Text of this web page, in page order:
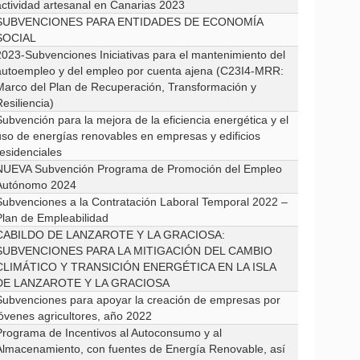
artesanal en Canarias 2023
PARA ENTIDADES DE ECONOMÍA
Subvenciones Iniciativas para el mantenimiento del
y del empleo por cuenta ajena (C23I4-MRR:
del Plan de Recuperación, Transformación y
para la mejora de la eficiencia energética y el
de energías renovables en empresas y edificios
Subvención Programa de Promoción del Empleo
2024
a la Contratación Laboral Temporal 2022 –
de Empleabilidad
DE LANZAROTE Y LA GRACIOSA:
PARA LA MITIGACIÓN DEL CAMBIO
Y TRANSICIÓN ENERGÉTICA EN LA ISLA
LANZAROTE Y LA GRACIOSA
para apoyar la creación de empresas por
agricultores, año 2022
de Incentivos al Autoconsumo y al
con fuentes de Energía Renovable, así